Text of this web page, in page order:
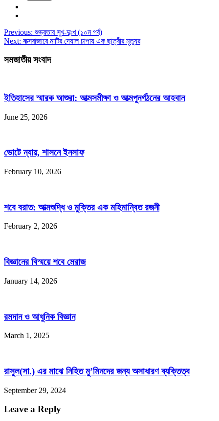
Previous: শুভ্রতার সুখ-দুঃখ (১০ম পর্ব)
Next: কক্সবাজারে মাটির দেয়াল চাপায় এক ছাত্রীর মৃত্যুর
সমজাতীয় সংবাদ
ইতিহাসের স্মারক আশুরা: আত্মসমীক্ষা ও আত্মপুনর্গঠনের আহবান
June 25, 2026
ভোটে ন্যায়, শাসনে ইনসাফ
February 10, 2026
শবে বরাত: আত্মশুদ্ধি ও মুক্তির এক মহিমান্বিত রজনী
February 2, 2026
বিজ্ঞানের বিস্ময়ে শবে মেরাজ
January 14, 2026
রমদান ও আধুনিক বিজ্ঞান
March 1, 2025
রাসুল(সা.) এর মাঝে নিহিত মু’মিনদের জন্য অসাধারণ ব্যক্তিত্ব
September 29, 2024
Leave a Reply